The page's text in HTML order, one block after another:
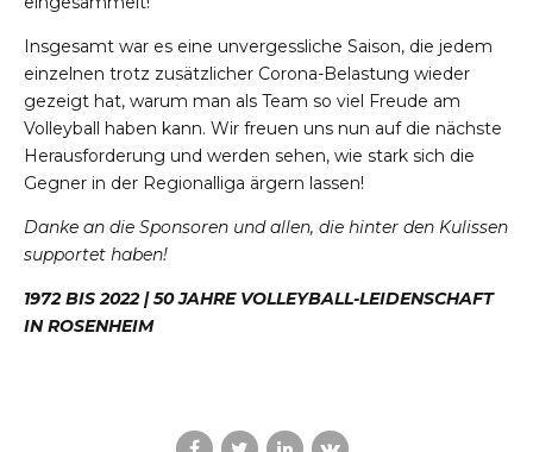
Insgesamt war es eine unvergessliche Saison, die jedem
einzelnen trotz zusätzlicher Corona-Belastung wieder
gezeigt hat, warum man als Team so viel Freude am
Volleyball haben kann. Wir freuen uns nun auf die nächste
Herausforderung und werden sehen, wie stark sich die
Gegner in der Regionalliga ärgern lassen!
Danke an die Sponsoren und allen, die hinter den Kulissen
supportet haben!
1972 BIS 2022 | 50 JAHRE VOLLEYBALL-LEIDENSCHAFT
INROSENHEIM